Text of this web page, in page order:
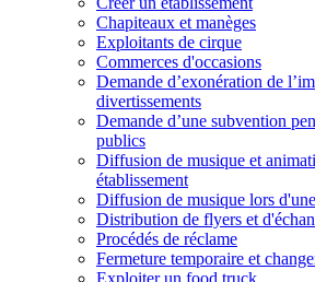
Chapiteaux et manèges
Exploitants de cirque
Commerces d'occasions
Demande d’exonération de
divertissements
Demande d’une subvention
publics
Diffusion de musique et
établissement
Diffusion de musique lors
Distribution de flyers et
Procédés de réclame
Fermeture temporaire et
Exploiter un food truck